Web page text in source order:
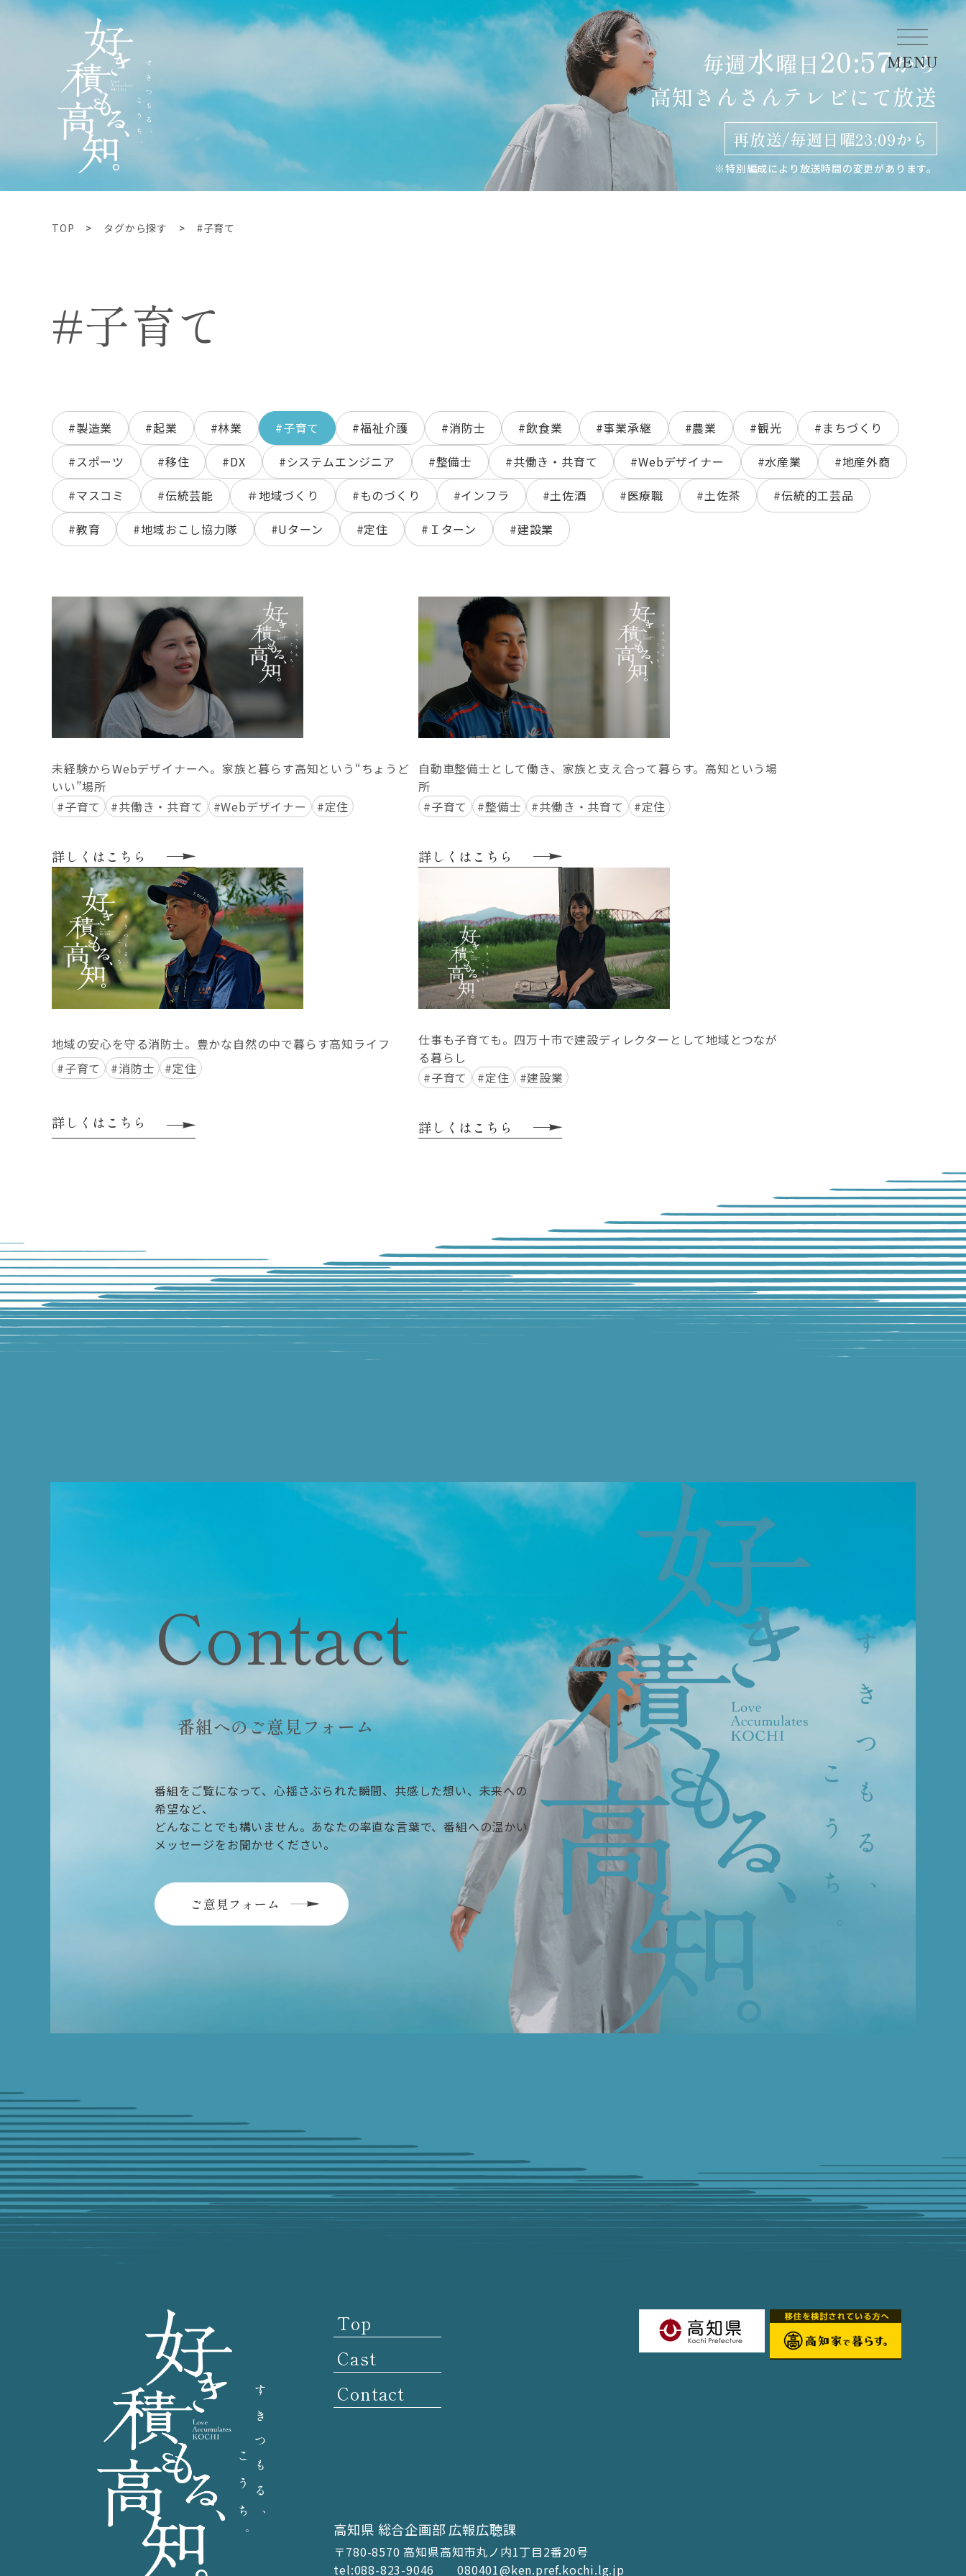
毎週水曜日20:57から
高知さんさんテレビにて放送
再放送/毎週日曜23:09から
※特別編成により放送時間の変更があります。
MENU
TOP タグから探す #子育て
#子育て
#製造業 #起業 #林業 #子育て #福祉介護 #消防士 #飲食業 #事業承継 #農業 #観光
#まちづくり
#スポーツ
#移住 #DX #システムエンジニア #整備士 #共働き・共育て #Webデザイナー #水産業
#地産外商
#マスコミ
#伝統芸能 ＃地域づくり #ものづくり #インフラ #土佐酒 #医療職 #土佐茶
#伝統的工芸品
#教育
#地域おこし協力隊 #Uターン #定住 #Ｉターン #建設業
未経験からWebデザイナーへ。家族と暮らす高知という“ちょうど
いい”場所
#子育て
#共働き・共育て #Webデザイナー #定住
詳しくはこちら
自動車整備士として働き、家族と支え合って暮らす。高知という場
所
#子育て
#整備士 #共働き・共育て #定住
詳しくはこちら
地域の安心を守る消防士。豊かな自然の中で暮らす高知ライフ
#子育て
#消防士 #定住
詳しくはこちら
仕事も子育ても。四万十市で建設ディレクターとして地域とつなが
る暮らし
#子育て
#定住 #建設業
詳しくはこちら
Contact
番組へのご意見フォーム
番組をご覧になって、心揺さぶられた瞬間、共感した想い、未来への
希望など、
どんなことでも構いません。あなたの率直な言葉で、番組への温かい
メッセージをお聞かせください。
ご意見フォーム
Top
Cast
Contact
高知県 総合企画部 広報広聴課
〒780-8570 高知県高知市丸ノ内1丁目2番20号
tel:088-823-9046
080401@ken.pref.kochi.lg.jp